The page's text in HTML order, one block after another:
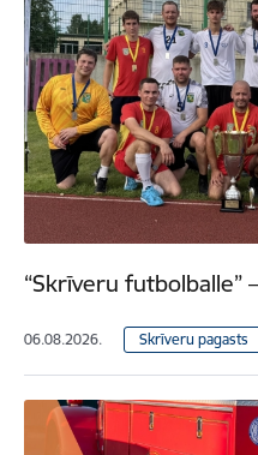
“Skrīveru futbolballe”
06.08.2026. Skrīveru pagasts